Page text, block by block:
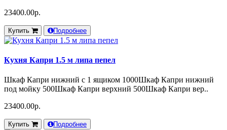
23400.00р.
Купить Подробнее
Кухня Капри 1.5 м липа пепел
Шкаф Капри нижний с 1 ящиком 1000Шкаф Капри нижний
под мойку 500Шкаф Капри верхний 500Шкаф Капри вер..
23400.00р.
Купить Подробнее